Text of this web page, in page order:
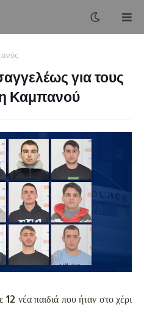
για τους
Καμπανού
νέα παιδιά που ήταν στο χέρι